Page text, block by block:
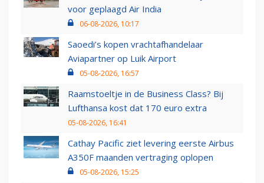
voor geplaagd Air India
06-08-2026, 10:17
Saoedi’s kopen vrachtafhandelaar
Aviapartner op Luik Airport
05-08-2026, 16:57
Raamstoeltje in de Business Class? Bij
Lufthansa kost dat 170 euro extra
05-08-2026, 16:41
Cathay Pacific ziet levering eerste Airbus
A350F maanden vertraging oplopen
05-08-2026, 15:25